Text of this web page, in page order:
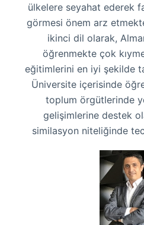
ülkelere seyahat ederek
görmesi önem arz
ikinci dil olarak,
öğrenmekte çok
eğitimlerini en iyi şekilde
Üniversite içerisinde
toplum örgütlerinde
gelişimlerine destek
similasyon niteliğinde